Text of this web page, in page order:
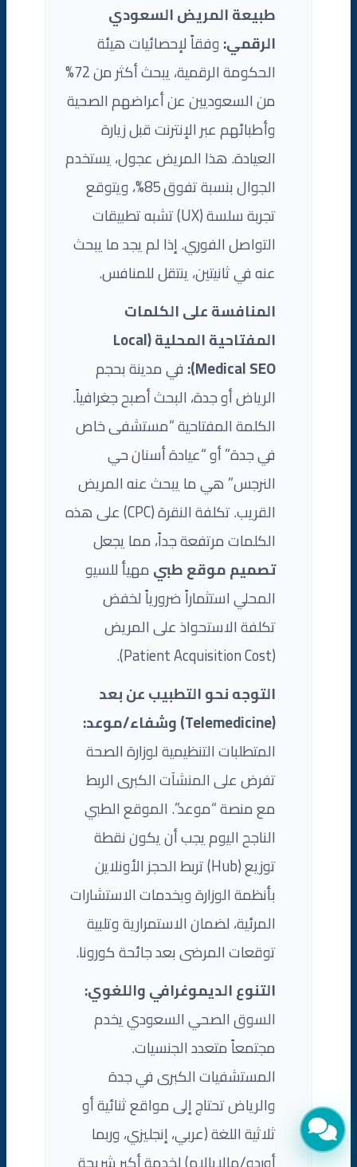
طبيعة المريض السعودي
الرقمي: وفقاً لإحصائيات هيئة
الحكومة الرقمية، يبحث أكثر من 72%
من السعوديين عن أعراضهم الصحية
وأطبائهم عبر الإنترنت قبل زيارة
العيادة. هذا المريض عجول، يستخدم
الجوال بنسبة تفوق 85%، ويتوقع
تجربة سلسة (UX) تشبه تطبيقات
التواصل الفوري. إذا لم يجد ما يبحث
عنه في ثانيتين، ينتقل للمنافس.
المنافسة على الكلمات
المفتاحية المحلية (Local
Medical SEO): في مدينة بحجم
الرياض أو جدة، البحث أصبح جغرافياً.
الكلمة المفتاحية “مستشفى خاص
في جدة” أو “عيادة أسنان حي
النرجس” هي ما يبحث عنه المريض
القريب. تكلفة النقرة (CPC) على هذه
الكلمات مرتفعة جداً، مما يجعل
تصميم موقع طبي مهيأ للسيو
المحلي استثماراً ضرورياً لخفض
تكلفة الاستحواذ على المريض
(Patient Acquisition Cost).
التوجه نحو التطبيب عن بعد
(Telemedicine) وشفاء/موعد:
المتطلبات التنظيمية لوزارة الصحة
تفرض على المنشآت الكبرى الربط
مع منصة “موعد”. الموقع الطبي
الناجح اليوم يجب أن يكون نقطة
توزيع (Hub) تربط الحجز الأونلاين
بأنظمة الوزارة وبخدمات الاستشارات
المرئية، لضمان الاستمرارية وتلبية
توقعات المرضى بعد جائحة كورونا.
التنوع الديموغرافي واللغوي:
السوق الصحي السعودي يخدم
مجتمعاً متعدد الجنسيات.
المستشفيات الكبرى في جدة
والرياض تحتاج إلى مواقع ثنائية أو
ثلاثية اللغة (عربي، إنجليزي، وربما